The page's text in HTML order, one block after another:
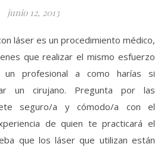
junio 12, 2013
láser es un procedimiento médico,
que realizar el mismo esfuerzo
un profesional a como harías si
un cirujano. Pregunta por las
seguro/a y cómodo/a con el
de quien te practicará el
que los láser que utilizan están